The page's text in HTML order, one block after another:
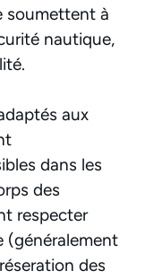
soumettent à
nautique,
aux
dans les
des
respecter
(généralement
des